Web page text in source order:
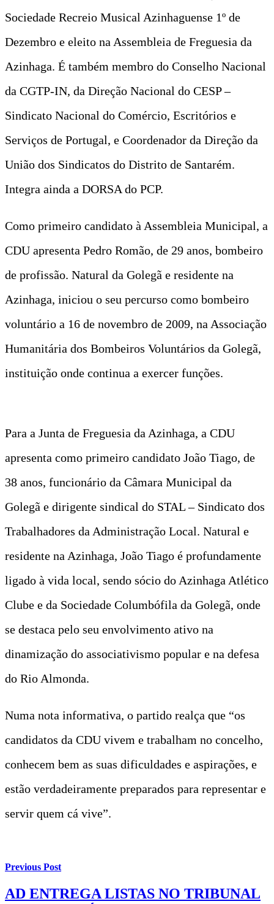
Sociedade Recreio Musical Azinhaguense 1º de
Dezembro e eleito na Assembleia de Freguesia da
Azinhaga. É também membro do Conselho Nacional
da CGTP-IN, da Direção Nacional do CESP –
Sindicato Nacional do Comércio, Escritórios e
Serviços de Portugal, e Coordenador da Direção da
União dos Sindicatos do Distrito de Santarém.
Integra ainda a DORSA do PCP.
Como primeiro candidato à Assembleia Municipal, a
CDU apresenta Pedro Romão, de 29 anos, bombeiro
de profissão. Natural da Golegã e residente na
Azinhaga, iniciou o seu percurso como bombeiro
voluntário a 16 de novembro de 2009, na Associação
Humanitária dos Bombeiros Voluntários da Golegã,
instituição onde continua a exercer funções.
Para a Junta de Freguesia da Azinhaga, a CDU
apresenta como primeiro candidato João Tiago, de
38 anos, funcionário da Câmara Municipal da
Golegã e dirigente sindical do STAL – Sindicato dos
Trabalhadores da Administração Local. Natural e
residente na Azinhaga, João Tiago é profundamente
ligado à vida local, sendo sócio do Azinhaga Atlético
Clube e da Sociedade Columbófila da Golegã, onde
se destaca pelo seu envolvimento ativo na
dinamização do associativismo popular e na defesa
do Rio Almonda.
Numa nota informativa, o partido realça que “os
candidatos da CDU vivem e trabalham no concelho,
conhecem bem as suas dificuldades e aspirações, e
estão verdadeiramente preparados para representar e
servir quem cá vive”.
Previous Post
AD ENTREGA LISTAS NO TRIBUNAL